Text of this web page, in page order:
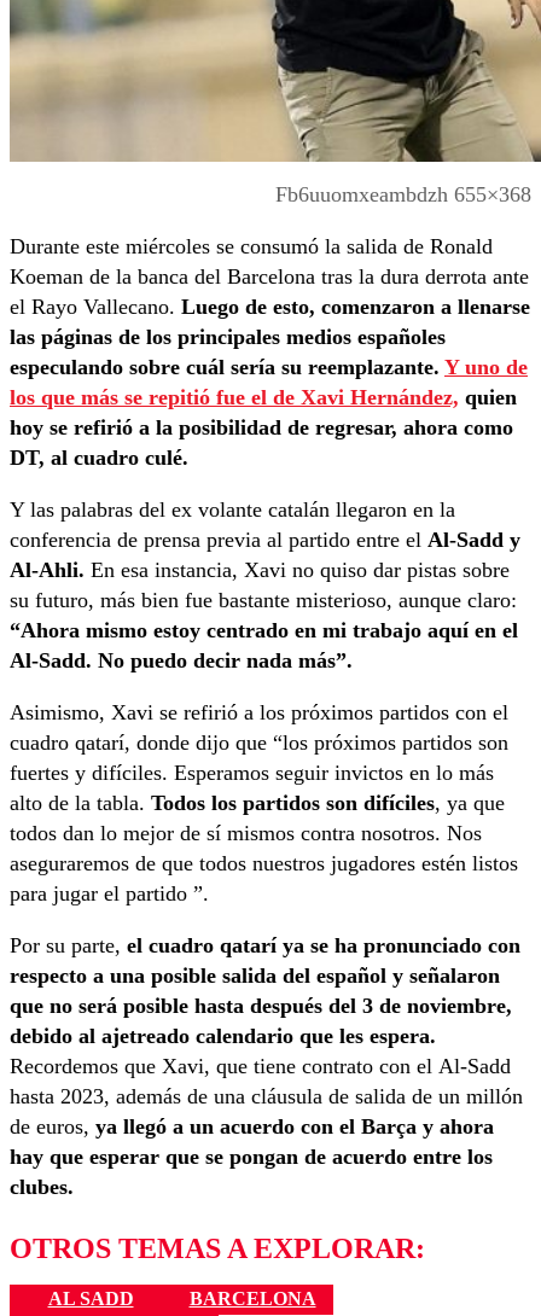
Fb6uuomxeambdzh 655×368
Durante este miércoles se consumó la salida de Ronald
Koeman de la banca del Barcelona tras la dura derrota ante
el Rayo Vallecano. Luego de esto, comenzaron a llenarse
las páginas de los principales medios españoles
especulando sobre cuál sería su reemplazante. Y uno de
los que más se repitió fue el de Xavi Hernández, quien
hoy se refirió a la posibilidad de regresar, ahora como
DT, al cuadro culé.
Y las palabras del ex volante catalán llegaron en la
conferencia de prensa previa al partido entre el Al-Sadd y
Al-Ahli. En esa instancia, Xavi no quiso dar pistas sobre
su futuro, más bien fue bastante misterioso, aunque claro:
“Ahora mismo estoy centrado en mi trabajo aquí en el
Al-Sadd. No puedo decir nada más”.
Asimismo, Xavi se refirió a los próximos partidos con el
cuadro qatarí, donde dijo que “los próximos partidos son
fuertes y difíciles. Esperamos seguir invictos en lo más
alto de la tabla. Todos los partidos son difíciles, ya que
todos dan lo mejor de sí mismos contra nosotros. Nos
aseguraremos de que todos nuestros jugadores estén listos
para jugar el partido ”.
Por su parte, el cuadro qatarí ya se ha pronunciado con
respecto a una posible salida del español y señalaron
que no será posible hasta después del 3 de noviembre,
debido al ajetreado calendario que les espera.
Recordemos que Xavi, que tiene contrato con el Al-Sadd
hasta 2023, además de una cláusula de salida de un millón
de euros, ya llegó a un acuerdo con el Barça y ahora
hay que esperar que se pongan de acuerdo entre los
clubes.
OTROS TEMAS A EXPLORAR:
AL SADD
BARCELONA